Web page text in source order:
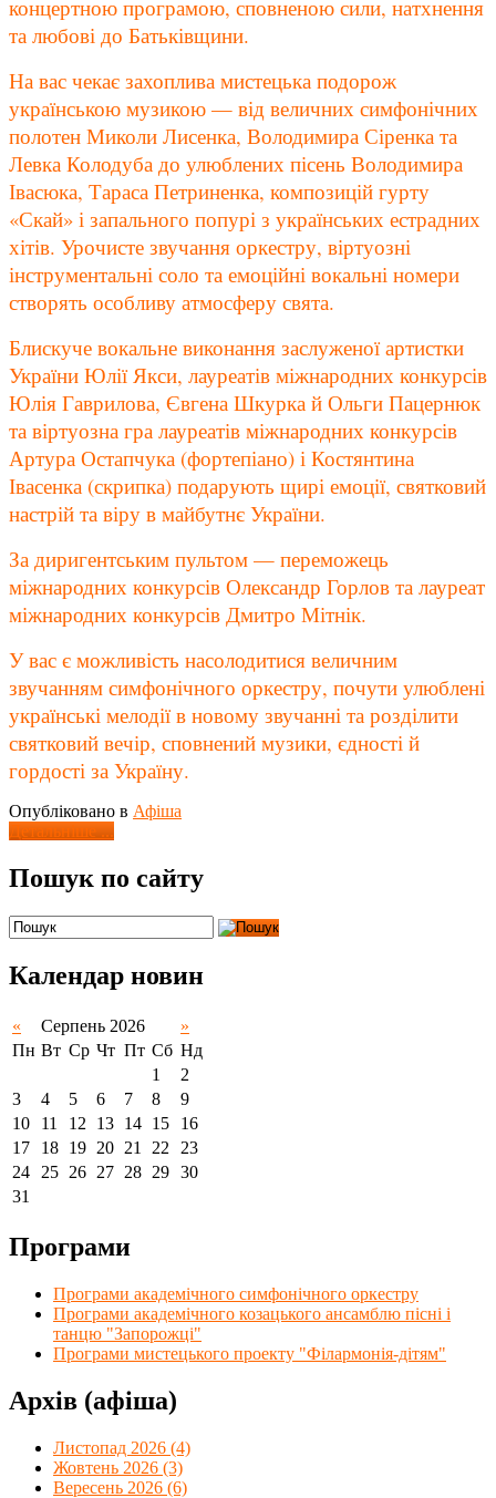
концертною програмою, сповненою сили, натхнення
та любові до Батьківщини.
На вас чекає захоплива мистецька подорож
українською музикою — від величних симфонічних
полотен Миколи Лисенка, Володимира Сіренка та
Левка Колодуба до улюблених пісень Володимира
Івасюка, Тараса Петриненка, композицій гурту
«Скай» і запального попурі з українських естрадних
хітів. Урочисте звучання оркестру, віртуозні
інструментальні соло та емоційні вокальні номери
створять особливу атмосферу свята.
Блискуче вокальне виконання заслуженої артистки
України Юлії Якси, лауреатів міжнародних конкурсів
Юлія Гаврилова, Євгена Шкурка й Ольги Пацернюк
та віртуозна гра лауреатів міжнародних конкурсів
Артура Остапчука (фортепіано) і Костянтина
Івасенка (скрипка) подарують щирі емоції, святковий
настрій та віру в майбутнє України.
За диригентським пультом — переможець
міжнародних конкурсів Олександр Горлов та лауреат
міжнародних конкурсів Дмитро Мітнік.
У вас є можливість насолодитися величним
звучанням симфонічного оркестру, почути улюблені
українські мелодії в новому звучанні та розділити
святковий вечір, сповнений музики, єдності й
гордості за Україну.
Опубліковано в Афіша
Детальніше ...
Пошук по сайту
Календар новин
« Серпень 2026
»
Пн Вт Ср Чт Пт Сб Нд
1
2
3
4 5 6 7 8
9
10
11 12 13 14 15
16
17
18 19 20 21 22
23
24
25 26 27 28 29 30
31
Програми
Програми академічного симфонічного оркестру
Програми академічного козацького ансамблю пісні і
танцю "Запорожці"
Програми мистецького проекту "Філармонія-дітям"
Архів (афіша)
Листопад 2026 (4)
Жовтень 2026 (3)
Вересень 2026 (6)